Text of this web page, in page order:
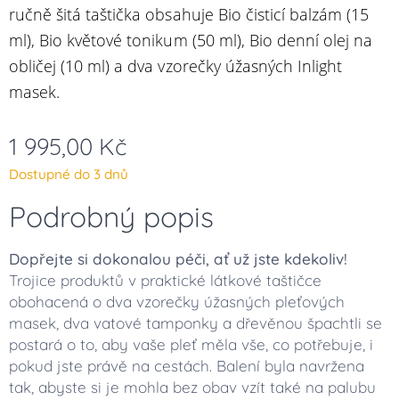
ručně šitá taštička obsahuje Bio čisticí balzám (15
ml), Bio květové tonikum (50 ml), Bio denní olej na
obličej (10 ml) a dva vzorečky úžasných Inlight
masek.
1 995,00 Kč
Dostupné do 3 dnů
Podrobný popis
Dopřejte si dokonalou péči, ať už jste kdekoliv!
Trojice produktů v praktické látkové taštičce
obohacená o dva vzorečky úžasných pleťových
masek, dva vatové tamponky a dřevěnou špachtli se
postará o to, aby vaše pleť měla vše, co potřebuje, i
pokud jste právě na cestách. Balení byla navržena
tak, abyste si je mohla bez obav vzít také na palubu